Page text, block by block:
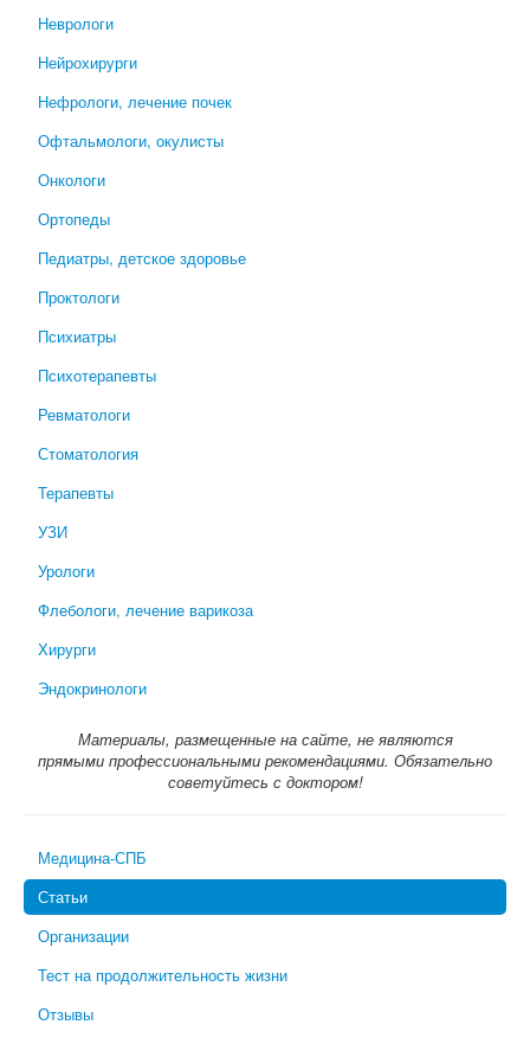
Неврологи
Нейрохирурги
Нефрологи, лечение почек
Офтальмологи, окулисты
Онкологи
Ортопеды
Педиатры, детское здоровье
Проктологи
Психиатры
Психотерапевты
Ревматологи
Стоматология
Терапевты
УЗИ
Урологи
Флебологи, лечение варикоза
Хирурги
Эндокринологи
Материалы, размещенные на сайте, не являются
прямыми профессиональными рекомендациями. Обязательно
советуйтесь с доктором!
Медицина-СПБ
Статьи
Организации
Тест на продолжительность жизни
Отзывы